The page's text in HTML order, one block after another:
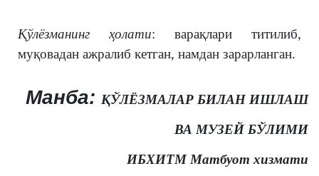
Қўлёзманинг ҳолати: варақлари титилиб,
муқовадан ажралиб кетган, намдан зарарланган.
Манба: ҚЎЛЁЗМАЛАР БИЛАН ИШЛАШ
ВА МУЗЕЙ БЎЛИМИ
ИБХИТМ Матбуот хизмати